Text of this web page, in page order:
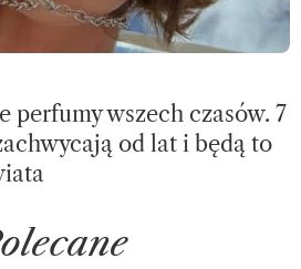
perfumy wszech czasów. 7
od lat i będą to